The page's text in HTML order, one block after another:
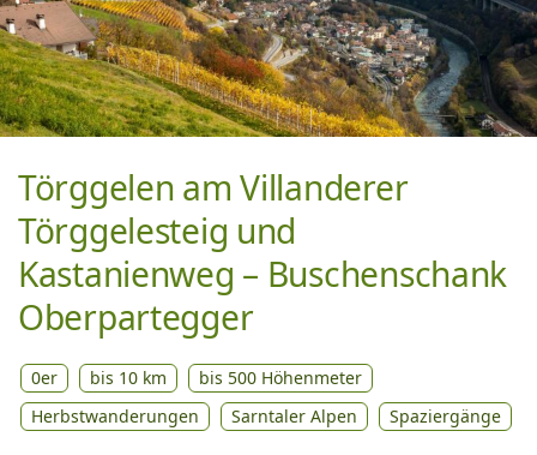
Törggelen am Villanderer
Törggelesteig und
Kastanienweg – Buschenschank
Oberpartegger
0er bis 10 km
bis 500 Höhenmeter
Herbstwanderungen
Sarntaler Alpen Spaziergänge